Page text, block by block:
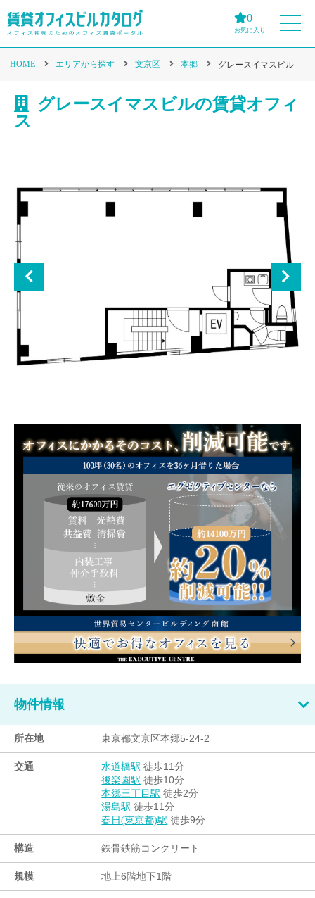
0
お気に入り
HOME エリアから探す 文京区 本郷 グレースイマスビル
グレースイマスビルの賃貸オフィ
ス
物件情報
所在地 東京都文京区本郷5-24-2
交通 水道橋駅 徒歩11分
後楽園駅 徒歩10分
本郷三丁目駅 徒歩2分
湯島駅 徒歩11分
春日(東京都)駅 徒歩9分
構造 鉄骨鉄筋コンクリート
規模 地上6階地下1階